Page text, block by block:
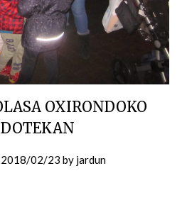
OXIRONDOKO
2018/02/23 by jardun